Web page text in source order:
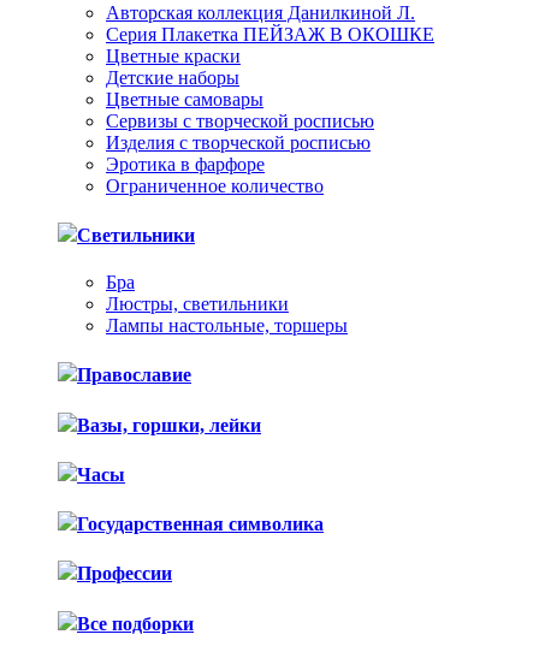
Авторская коллекция Данилкиной Л.
Серия Плакетка ПЕЙЗАЖ В ОКОШКЕ
Цветные краски
Детские наборы
Цветные самовары
Сервизы с творческой росписью
Изделия с творческой росписью
Эротика в фарфоре
Ограниченное количество
Светильники
Бра
Люстры, светильники
Лампы настольные, торшеры
Православие
Вазы, горшки, лейки
Часы
Государственная символика
Профессии
Все подборки